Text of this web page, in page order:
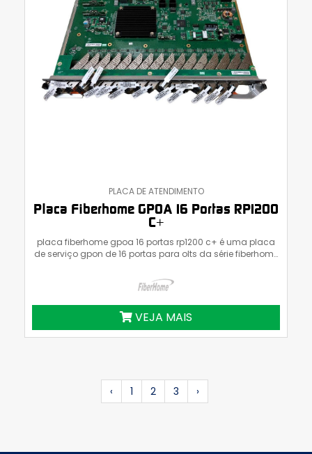
PLACA DE ATENDIMENTO
Placa Fiberhome GPOA 16 Portas RP1200
C+
placa fiberhome gpoa 16 portas rp1200 c+ é uma placa
de serviço gpon de 16 portas para olts da série fiberhome
VEJA MAIS
‹ 1 2 3 ›